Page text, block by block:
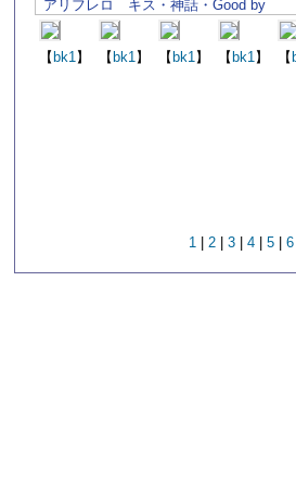
アリフレロ キス・神話・Good by
【 bk1 】 【 bk1 】 【 bk1 】 【 bk1 】 【
1 2 3 4 5 6